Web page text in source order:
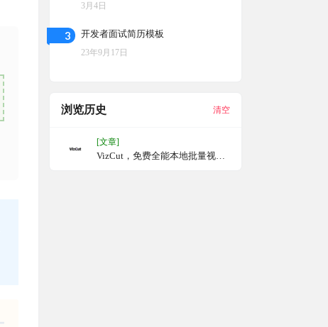
3月4日
3 开发者面试简历模板
23年9月17日
浏览历史 清空
[文章]
VizCut，免费全能本地批量视频